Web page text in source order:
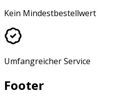
Kein Mindestbestellwert
Umfangreicher Service
Footer